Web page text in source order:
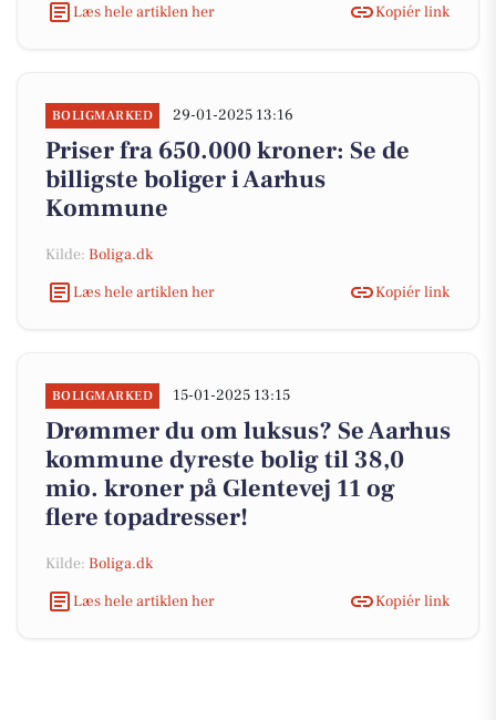
Læs hele artiklen her
Kopiér link
BOLIGMARKED 29-01-2025 13:16
Priser fra 650.000 kroner: Se de
billigste boliger i Aarhus
Kommune
Kilde: Boliga.dk
Læs hele artiklen her
Kopiér link
BOLIGMARKED 15-01-2025 13:15
Drømmer du om luksus? Se Aarhus
kommune dyreste bolig til 38,0
mio. kroner på Glentevej 11 og
flere topadresser!
Kilde: Boliga.dk
Læs hele artiklen her
Kopiér link